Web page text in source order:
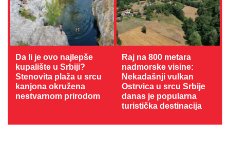
Da li je ovo najlepše
kupalište u Srbiji?
Stenovita plaža u srcu
kanjona okružena
nestvarnom prirodom
Raj na 800 metara
nadmorske visine:
Nekadašnji vulkan
Ostrvica u srcu Srbije
danas je popularna
turistička destinacija